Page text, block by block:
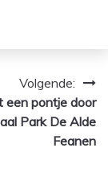
Volgende:
een pontje door
Park De Alde
Feanen